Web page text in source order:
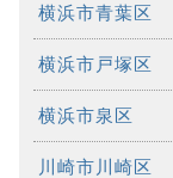
横浜市青葉区
横浜市戸塚区
横浜市泉区
川崎市川崎区